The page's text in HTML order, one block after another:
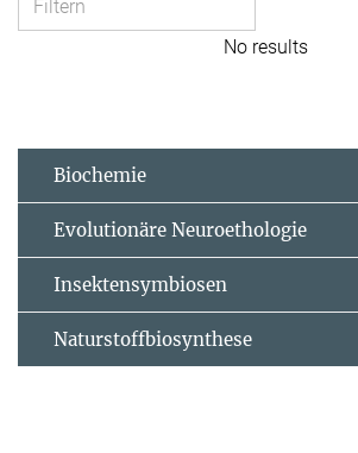
No results
Biochemie
Evolutionäre Neuroethologie
Insektensymbiosen
Naturstoffbiosynthese